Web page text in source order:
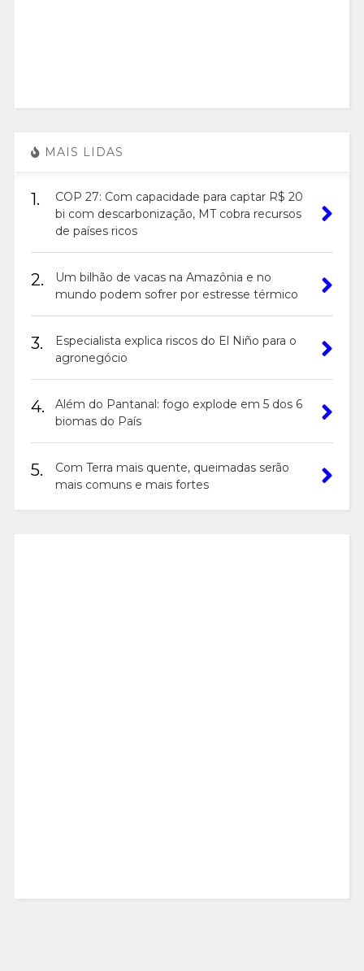
MAIS LIDAS
1.
COP 27: Com capacidade para captar R$ 20
bi com descarbonização, MT cobra recursos
de países ricos
2.
Um bilhão de vacas na Amazônia e no
mundo podem sofrer por estresse térmico
3.
Especialista explica riscos do El Niño para o
agronegócio
4.
Além do Pantanal: fogo explode em 5 dos 6
biomas do País
5.
Com Terra mais quente, queimadas serão
mais comuns e mais fortes